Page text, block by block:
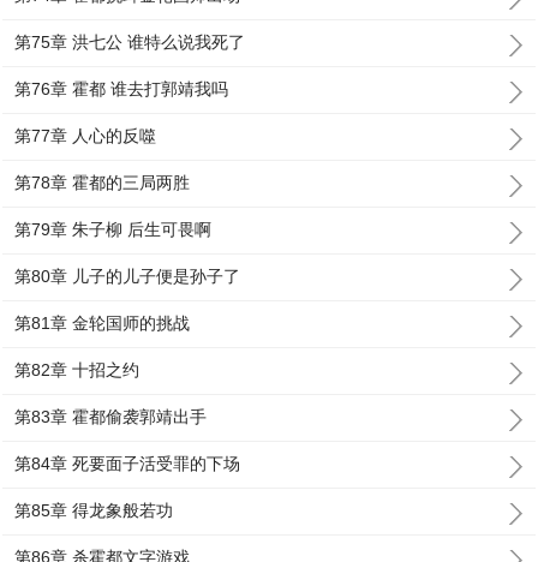
第75章 洪七公 谁特么说我死了
第76章 霍都 谁去打郭靖我吗
第77章 人心的反噬
第78章 霍都的三局两胜
第79章 朱子柳 后生可畏啊
第80章 儿子的儿子便是孙子了
第81章 金轮国师的挑战
第82章 十招之约
第83章 霍都偷袭郭靖出手
第84章 死要面子活受罪的下场
第85章 得龙象般若功
第86章 杀霍都文字游戏